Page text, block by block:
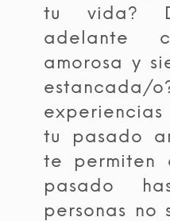
tu vida?
adelante
amorosa y
tu pasado
te permiten
pasado
personas no